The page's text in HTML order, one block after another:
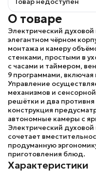
О товаре
Электрический
элегантном чёрном
монтажа и камеру
стенками, простыми в
с часами и таймером,
9 программами, включая
Управление
механизмов и
решётки и два
конструкция
автономные камеры с
Электрический
сочетает
продуманную
приготовления блюд.
Характеристики